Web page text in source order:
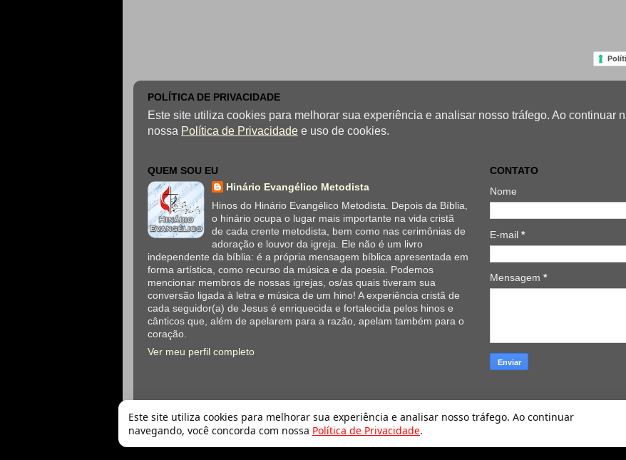
POLÍTICA DE PRIVACIDADE
Este site utiliza cookies para melhorar sua experiência e analisar nosso tráfego. Ao continuar
nossa Política de Privacidade e uso de cookies.
Este site utiliza cookies para melhorar sua experiência e analisar nosso tráfego. Ao continuar
navegando, você concorda com nossa Política de Privacidade.
QUEM SOU EU
Hinário Evangélico Metodista
Hinos do Hinário Evangélico Metodista. Depois da Bíblia,
o hinário ocupa o lugar mais importante na vida cristã
de cada crente metodista, bem como nas cerimônias de
adoração e louvor da igreja. Ele não é um livro
independente da bíblia: é a própria mensagem bíblica apresentada em
forma artística, como recurso da música e da poesia. Podemos
mencionar membros de nossas igrejas, os/as quais tiveram sua
conversão ligada à letra e música de um hino! A experiência cristã de
cada seguidor(a) de Jesus é enriquecida e fortalecida pelos hinos e
cânticos que, além de apelarem para a razão, apelam também para o
coração.
Ver meu perfil completo
CONTATO
Nome
E-mail *
Mensagem *